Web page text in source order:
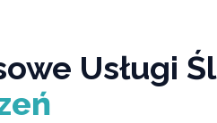
Usługi